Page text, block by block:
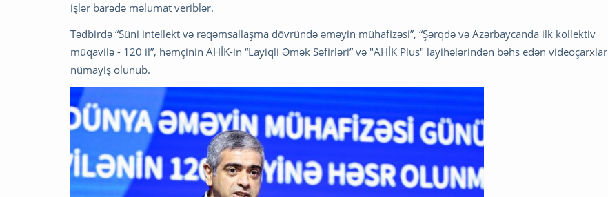
işlər barədə məlumat veriblər.
Tədbirdə “Süni intellekt və rəqəmsallaşma dövründə əməyin mühafizəsi”, “Şərqdə və Azərbaycanda ilk kollektiv
müqavilə - 120 il”, həmçinin AHİK-in “Layiqli Əmək Səfirləri” və "AHİK Plus" layihələrindən bəhs edən videoçarxlar
nümayiş olunub.